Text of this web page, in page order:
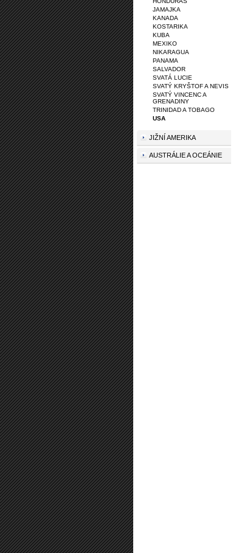
JAMAJKA
KANADA
KOSTARIKA
KUBA
MEXIKO
NIKARAGUA
PANAMA
SALVADOR
SVATÁ LUCIE
SVATÝ KRYŠTOF A NEVIS
SVATÝ VINCENC A
GRENADINY
TRINIDAD A TOBAGO
USA
JIŽNÍ AMERIKA
AUSTRÁLIE A OCEÁNIE